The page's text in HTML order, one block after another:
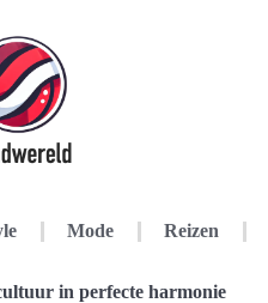
Mode Reizen
in perfecte harmonie